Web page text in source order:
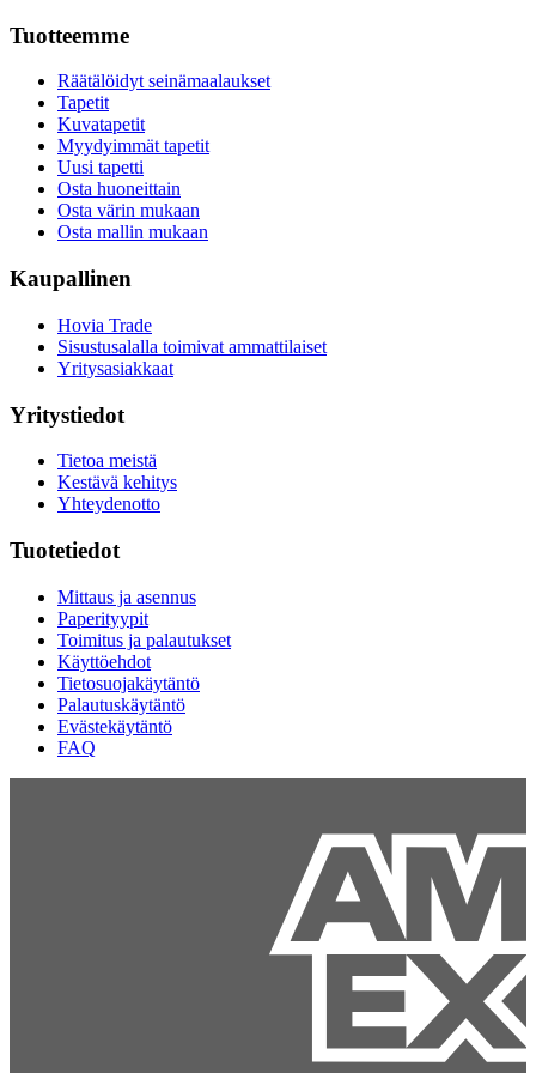
Tuotteemme
Räätälöidyt seinämaalaukset
Tapetit
Kuvatapetit
Myydyimmät tapetit
Uusi tapetti
Osta huoneittain
Osta värin mukaan
Osta mallin mukaan
Kaupallinen
Hovia Trade
Sisustusalalla toimivat ammattilaiset
Yritysasiakkaat
Yritystiedot
Tietoa meistä
Kestävä kehitys
Yhteydenotto
Tuotetiedot
Mittaus ja asennus
Paperityypit
Toimitus ja palautukset
Käyttöehdot
Tietosuojakäytäntö
Palautuskäytäntö
Evästekäytäntö
FAQ